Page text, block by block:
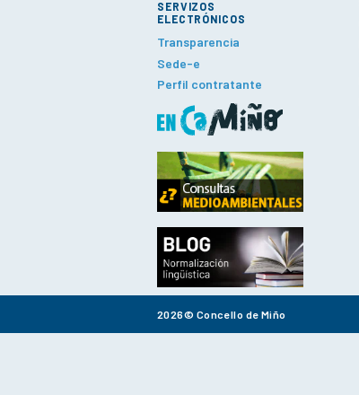
SERVIZOS
ELECTRÓNICOS
Transparencia
Sede-e
Perfil contratante
2026© Concello de Miño